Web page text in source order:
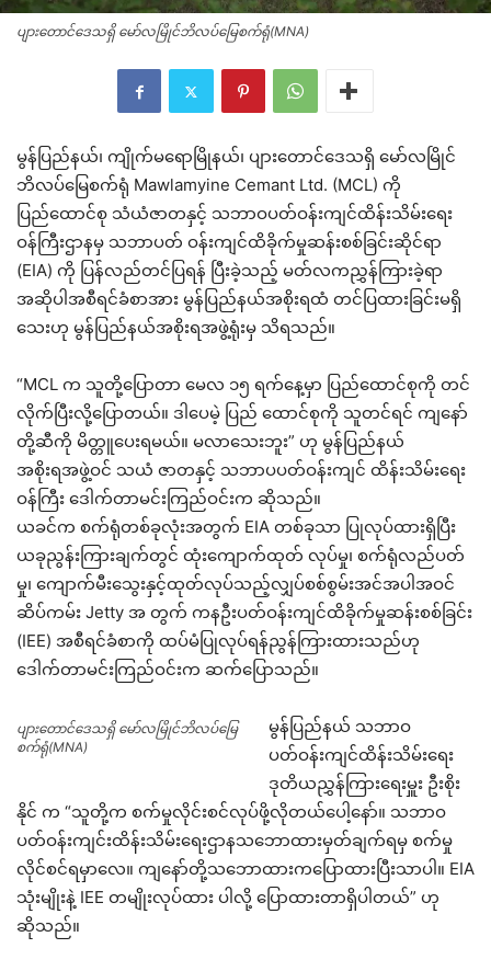
ပျားတောင်ဒေသရှိ မော်လမြိုင်ဘိလပ်မြေစက်ရုံ(MNA)
မွန်ပြည်နယ်၊ ကျိုက်မရောမြိုနယ်၊ ပျားတောင်ဒေသရှိ မော်လမြိုင်
ဘိလပ်မြေစက်ရုံ Mawlamyine Cemant Ltd. (MCL) ကို
ပြည်ထောင်စု သံယံဇာတနှင့် သဘာဝပတ်ဝန်းကျင်ထိန်းသိမ်းရေး
ဝန်ကြီးဌာနမှ သဘာပတ် ဝန်းကျင်ထိခိုက်မှုဆန်းစစ်ခြင်းဆိုင်ရာ
(EIA) ကို ပြန်လည်တင်ပြရန် ပြီးခဲ့သည့် မတ်လကညွှန်ကြားခဲ့ရာ
အဆိုပါအစီရင်ခံစာအား မွန်ပြည်နယ်အစိုးရထံ တင်ပြထားခြင်းမရှိ
သေးဟု မွန်ပြည်နယ်အစိုးရအဖွဲ့ရုံးမှ သိရသည်။
“MCL က သူတို့ပြောတာ မေလ ၁၅ ရက်နေ့မှာ ပြည်ထောင်စုကို တင်
လိုက်ပြီးလို့ပြောတယ်။ ဒါပေမဲ့ ပြည် ထောင်စုကို သူတင်ရင် ကျနော်
တို့ဆီကို မိတ္တူပေးရမယ်။ မလာသေးဘူး” ဟု မွန်ပြည်နယ်
အစိုးရအဖွဲ့ဝင် သယံ ဇာတနှင့် သဘာပပတ်ဝန်းကျင် ထိန်းသိမ်းရေး
ဝန်ကြီး ဒေါက်တာမင်းကြည်ဝင်းက ဆိုသည်။
ယခင်က စက်ရုံတစ်ခုလုံးအတွက် EIA တစ်ခုသာ ပြုလုပ်ထားရှိပြီး
ယခုညွန်းကြားချက်တွင် ထုံးကျောက်ထုတ် လုပ်မှု၊ စက်ရုံလည်ပတ်
မှု၊ ကျောက်မီးသွေးနှင့်ထုတ်လုပ်သည့်လျှပ်စစ်စွမ်းအင်အပါအဝင်
ဆိပ်ကမ်း Jetty အ တွက် ကနဦးပတ်ဝန်းကျင်ထိခိုက်မှုဆန်းစစ်ခြင်း
(IEE) အစီရင်ခံစာကို ထပ်မံပြုလုပ်ရန်ညွန်ကြားထားသည်ဟု
ဒေါက်တာမင်းကြည်ဝင်းက ဆက်ပြောသည်။
ပျားတောင်ဒေသရှိ မော်လမြိုင်ဘိလပ်မြေ
စက်ရုံ(MNA)
မွန်ပြည်နယ် သဘာဝ
ပတ်ဝန်းကျင်ထိန်းသိမ်းရေး
ဒုတိယညွှန်ကြားရေးမှူး ဦးစိုး
နိုင် က “သူတို့က စက်မှုလိုင်းစင်လုပ်ဖို့လိုတယ်ပေါ့နော်။ သဘာဝ
ပတ်ဝန်းကျင်းထိန်းသိမ်းရေးဌာနသဘောထားမှတ်ချက်ရမှ စက်မှု
လိုင်စင်ရမှာလေ။ ကျနော်တို့သဘောထားကပြောထားပြီးသာပါ။ EIA
သုံးမျိုးနဲ့ IEE တမျိုးလုပ်ထား ပါလို့ ပြောထားတာရှိပါတယ်” ဟု
ဆိုသည်။